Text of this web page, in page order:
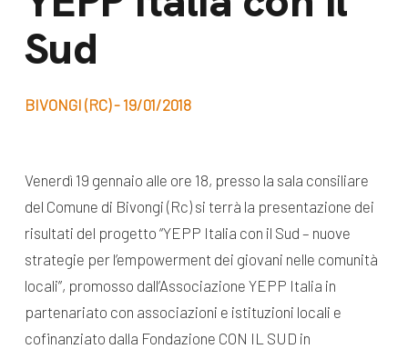
Sud
BIVONGI (RC) - 19/01/2018
Venerdì 19 gennaio alle ore 18, presso la sala consiliare
del Comune di Bivongi (Rc) si terrà la presentazione dei
risultati del progetto “YEPP Italia con il Sud – nuove
strategie per l’empowerment dei giovani nelle comunità
locali”, promosso dall’Associazione YEPP Italia in
partenariato con associazioni e istituzioni locali e
cofinanziato dalla Fondazione CON IL SUD in
Lavora con noi
Bilancio di
missione
appuntamenti
News
Appuntamenti
dal Sud
Videomagazine
e blog progetti
Seguici sui social: